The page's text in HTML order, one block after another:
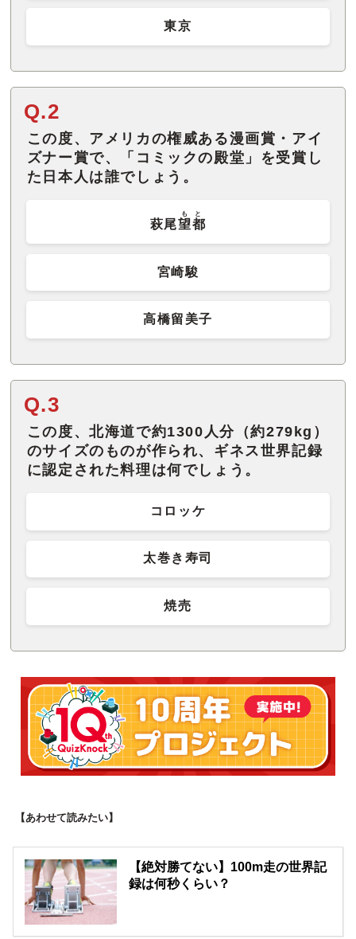
東京
Q.2
この度、アメリカの権威ある漫画賞・アイ
ズナー賞で、「コミックの殿堂」を受賞し
た日本人は誰でしょう。
萩尾望都
もと
宮崎駿
高橋留美子
Q.3
この度、北海道で約1300人分（約279kg）
のサイズのものが作られ、ギネス世界記録
に認定された料理は何でしょう。
コロッケ
太巻き寿司
焼売
【あわせて読みたい】
【絶対勝てない】100m走の世界記
録は何秒くらい？